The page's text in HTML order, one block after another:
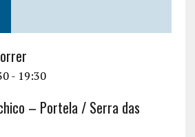
- 19:30
– Portela / Serra das